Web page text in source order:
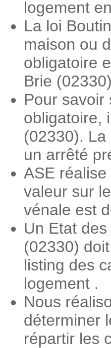
logement
La loi
maison ou
obligatoire
Brie (02330)
Pour savoir
obligatoire,
(02330).
un arrêté
ASE
valeur sur
vénale est
Un Etat
(02330)
listing des
logement .
Nous
déterminer
répartir les